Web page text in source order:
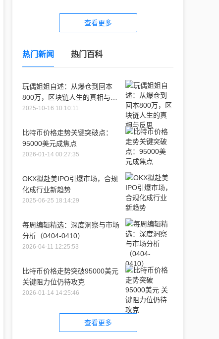
查看更多
热门新闻 热门百科
玩偶姐姐自述：从爆仓到回本
800万，区块链人生的真相与反
思
2025-10-16 10:10:11
比特币价格走势关键突破点：
95000美元成焦点
2026-01-14 00:27:35
OKX拟赴美IPO引爆市场，合规
化成行业新趋势
2025-06-25 18:14:29
每周编辑精选：深度洞察与市场
分析（0404-0410）
2026-04-11 12:25:53
比特币价格走势突破95000美元
关键阻力位仍待攻克
2026-01-14 14:25:46
查看更多